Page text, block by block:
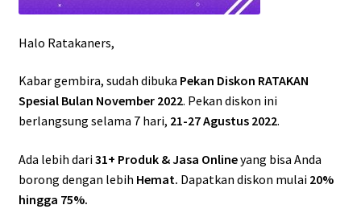
Konfirmasi Email
Kontak
My account
Produk Digital Ratakan
Halo Ratakaners,
Kabar gembira, sudah dibuka Pekan Diskon RATAKAN
Spesial Bulan November 2022. Pekan diskon ini
berlangsung selama 7 hari, 21-27 Agustus 2022.
Ada lebih dari31+ Produk & Jasa Onlineyang bisa Anda
borong dengan lebih Hemat. Dapatkan diskon mulai 20%
hingga 75%.